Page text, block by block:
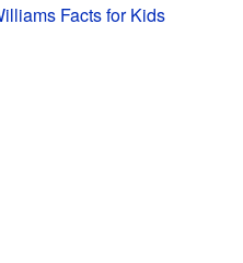
Facts for Kids